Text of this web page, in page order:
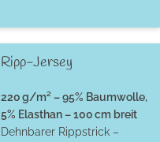
Ripp-Jersey
220 g/m² – 95% Baumwolle,
5% Elasthan – 100 cm breit
Dehnbarer Rippstrick –